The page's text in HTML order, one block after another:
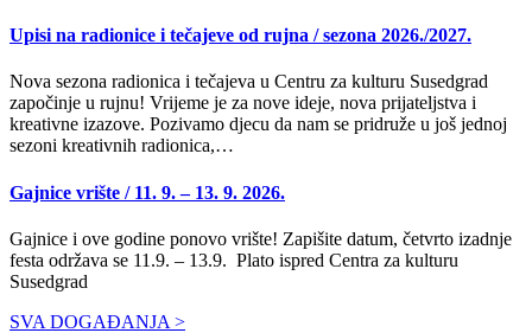
Upisi na radionice i tečajeve od rujna / sezona 2026./2027.
Nova sezona radionica i tečajeva u Centru za kulturu Susedgrad
započinje u rujnu! Vrijeme je za nove ideje, nova prijateljstva i
kreativne izazove. Pozivamo djecu da nam se pridruže u još jednoj
sezoni kreativnih radionica,…
Gajnice vrište / 11. 9. – 13. 9. 2026.
Gajnice i ove godine ponovo vrište! Zapišite datum, četvrto izadnje
festa održava se 11.9. – 13.9. Plato ispred Centra za kulturu
Susedgrad
SVA DOGAĐANJA >